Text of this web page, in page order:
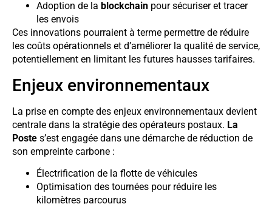
Adoption de la blockchain pour sécuriser et tracer
les envois
Ces innovations pourraient à terme permettre de réduire
les coûts opérationnels et d’améliorer la qualité de service,
potentiellement en limitant les futures hausses tarifaires.
Enjeux environnementaux
La prise en compte des enjeux environnementaux devient
centrale dans la stratégie des opérateurs postaux. La
Poste s’est engagée dans une démarche de réduction de
son empreinte carbone :
Électrification de la flotte de véhicules
Optimisation des tournées pour réduire les
kilomètres parcourus